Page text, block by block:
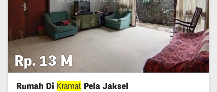
Rp. 13 M
Rumah Di KramatPela Jaksel